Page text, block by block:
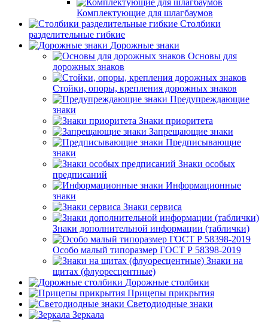
Комплектующие для шлагбаумов
Столбики
разделительные гибкие
Дорожные знаки
Основы для
дорожных знаков
Стойки, опоры, крепления дорожных знаков
Предупреждающие
знаки
Знаки приоритета
Запрещающие знаки
Предписывающие
знаки
Знаки особых
предписаний
Информационные
знаки
Знаки сервиса
Знаки дополнительной информации (таблички)
Особо малый типоразмер ГОСТ Р 58398-2019
Знаки на
щитах (флуоресцентные)
Дорожные столбики
Прицепы прикрытия
Светодиодные знаки
Зеркала